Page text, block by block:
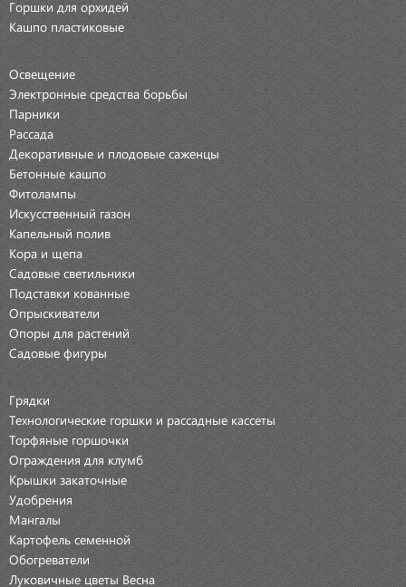
Горшки для орхидей
Кашпо пластиковые
Освещение
Электронные средства борьбы
Парники
Рассада
Декоративные и плодовые саженцы
Бетонные кашпо
Фитолампы
Искусственный газон
Капельный полив
Кора и щепа
Садовые светильники
Подставки кованные
Опрыскиватели
Опоры для растений
Садовые фигуры
Грядки
Технологические горшки и рассадные кассеты
Торфяные горшочки
Ограждения для клумб
Крышки закаточные
Удобрения
Мангалы
Картофель семенной
Обогреватели
Луковичные цветы Весна